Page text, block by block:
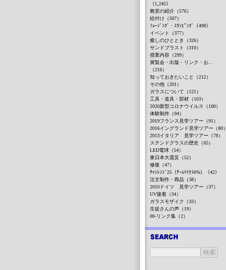
（1,245）
教室の紹介（576）
絵付け（507）
ﾌｭｰｼﾞﾝｸﾞ・ｽﾗﾝﾋﾟﾝｸﾞ（498）
イベント（377）
癒しのひととき（326）
サンドブラスト（310）
授業内容（299）
展覧会・出版・リンク・お...
（216）
知っておきたいこと（212）
その他（201）
ガラスについて（121）
工具・道具・部材（103）
2020新型コロナウイルス（100）
体験制作（94）
2019フランス見学ツアー（91）
2016イングランド見学ツアー（80）
2013イタリア 見学ツアー（78）
ステンドグラスの歴史（65）
LED電球（54）
東日本大震災（52）
修復（47）
ﾁｬﾝﾚﾝｼﾞ25（ﾁｰﾑﾏｲﾅｽ6%）（42）
注文制作・商品（38）
2010ドイツ 見学ツアー（37）
UV接着（34）
ガラスモザイク（33）
生徒さんの声（19）
00-リンク集（2）